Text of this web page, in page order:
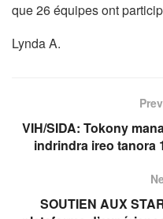
que 26 équipes ont
Lynda A.
VIH/SIDA: Tokony
indrindra ireo tanora
SOUTIEN AUX